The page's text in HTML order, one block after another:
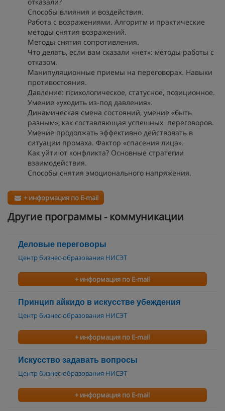
Способы влияния и воздействия.
Работа с возражениями. Алгоритм и практические
методы снятия возражений.
Методы снятия сопротивления.
Что делать, если вам сказали «нет»: методы работы с
отказом.
Манипуляционные приемы на переговорах. Навыки
противостояния.
Давление: психологическое, статусное, позиционное.
Умение «уходить из-под давления».
Динамическая смена состояний, умение «быть
разным», как составляющая успешных переговоров.
Умение продолжать эффективно действовать в
ситуации промаха. Фактор «спасения лица».
Как уйти от конфликта? Основные стратегии
взаимодействия.
Способы снятия эмоционального напряжения.
+ информация по E-mail
Другие программы - коммуникации
Деловые переговоры
Центр бизнес-образования НИСЭТ
+ информация по E-mail
Принцип айкидо в искусстве убеждения
Центр бизнес-образования НИСЭТ
+ информация по E-mail
Искусство задавать вопросы
Центр бизнес-образования НИСЭТ
+ информация по E-mail